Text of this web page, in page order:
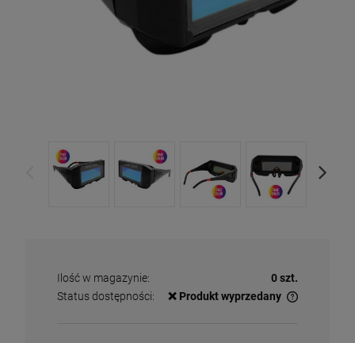
Ilość w magazynie:
0 szt.
Status dostępności:
❌ Produkt wyprzedany